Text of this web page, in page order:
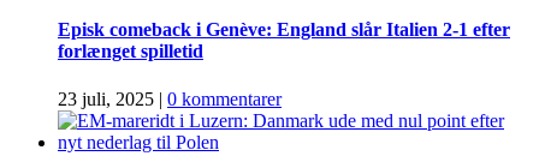
Episk comeback i Genève: England slår Italien 2‑1 efter
forlænget spilletid
23 juli, 2025 | 0 kommentarer